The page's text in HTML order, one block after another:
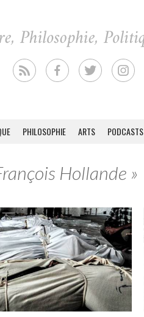
PHILOSOPHIE ARTS PODCASTS
Hollande »